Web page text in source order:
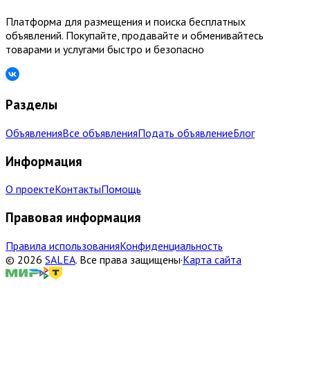
Платформа для размещения и поиска бесплатных
объявлений. Покупайте, продавайте и обменивайтесь
товарами и услугами быстро и безопасно
Разделы
ОбъявленияВсе объявленияПодать объявлениеБлог
Информация
О проектеКонтактыПомощь
Правовая информация
Правила использованияКонфиденциальность
© 2026 SALEA. Все права защищены·Карта сайта